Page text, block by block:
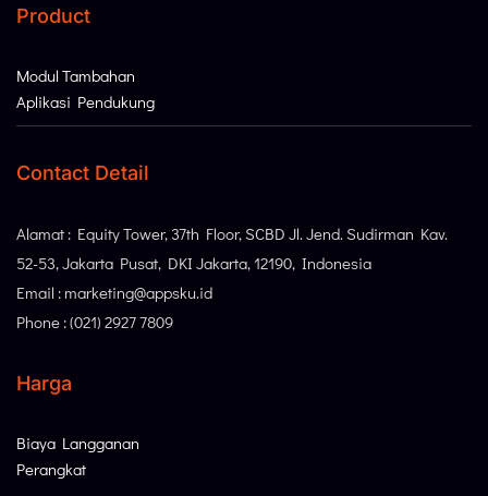
Product
Modul Tambahan
Aplikasi Pendukung
Contact Detail
Alamat : Equity Tower, 37th Floor, SCBD Jl. Jend. Sudirman Kav.
52-53, Jakarta Pusat, DKI Jakarta, 12190, Indonesia
Email : marketing@appsku.id
Phone : (021) 2927 7809
Harga
Biaya Langganan
Perangkat